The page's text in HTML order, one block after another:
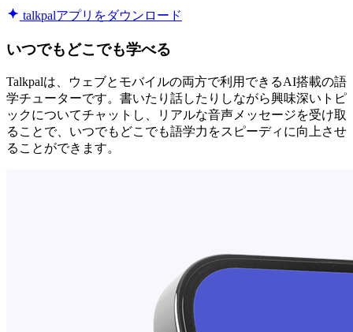
talkpalアプリをダウンロード
いつでもどこでも学べる
Talkpalは、ウェブとモバイルの両方で利用できるAI搭載の語
学チューターです。書いたり話したりしながら興味深いトピ
ックについてチャットし、リアルな音声メッセージを受け取
ることで、いつでもどこでも語学力をスピーディに向上させ
ることができます。